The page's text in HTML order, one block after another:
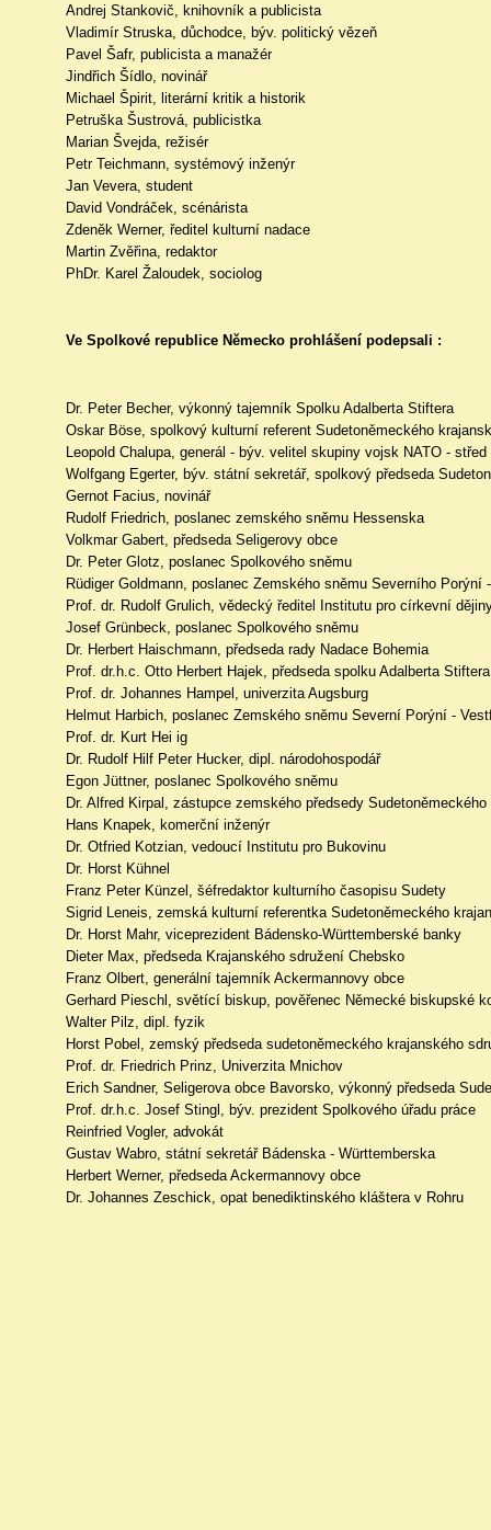
Andrej Stankovič, knihovník a publicista
Vladimír Struska, důchodce, býv. politický vězeň
Pavel Šafr, publicista a manažér
Jindřich Šídlo, novinář
Michael Špirit, literární kritik a historik
Petruška Šustrová, publicistka
Marian Švejda, režisér
Petr Teichmann, systémový inženýr
Jan Vevera, student
David Vondráček, scénárista
Zdeněk Werner, ředitel kulturní nadace
Martin Zvěřina, redaktor
PhDr. Karel Žaloudek, sociolog
Ve Spolkové republice Německo prohlášení podepsali :
Dr. Peter Becher, výkonný tajemník Spolku Adalberta Stiftera
Oskar Böse, spolkový kulturní referent Sudetoněmeckého
Leopold Chalupa, generál - býv. velitel skupiny vojsk NATO - střed
Wolfgang Egerter, býv. státní sekretář, spolkový předseda
Gernot Facius, novinář
Rudolf Friedrich, poslanec zemského sněmu Hessenska
Volkmar Gabert, předseda Seligerovy obce
Dr. Peter Glotz, poslanec Spolkového sněmu
Rüdiger Goldmann, poslanec Zemského sněmu Severního Porýní
Prof. dr. Rudolf Grulich, vědecký ředitel Institutu pro církevní
Josef Grünbeck, poslanec Spolkového sněmu
Dr. Herbert Haischmann, předseda rady Nadace Bohemia
Prof. dr.h.c. Otto Herbert Hajek, předseda spolku Adalberta Stiftera
Prof. dr. Johannes Hampel, univerzita Augsburg
Helmut Harbich, poslanec Zemského sněmu Severní Porýní -
Prof. dr. Kurt Hei ig
Dr. Rudolf Hilf Peter Hucker, dipl. národohospodář
Egon Jüttner, poslanec Spolkového sněmu
Dr. Alfred Kirpal, zástupce zemského předsedy
Hans Knapek, komerční inženýr
Dr. Otfried Kotzian, vedoucí Institutu pro Bukovinu
Dr. Horst Kühnel
Franz Peter Künzel, šéfredaktor kulturního časopisu Sudety
Sigrid Leneis, zemská kulturní referentka Sudetoněmeckého
Dr. Horst Mahr, viceprezident Bádensko-Württemberské banky
Dieter Max, předseda Krajanského sdružení Chebsko
Franz Olbert, generální tajemník Ackermannovy obce
Gerhard Pieschl, světící biskup, pověřenec Německé biskupské
Walter Pilz, dipl. fyzik
Horst Pobel, zemský předseda sudetoněmeckého krajanského
Prof. dr. Friedrich Prinz, Univerzita Mnichov
Erich Sandner, Seligerova obce Bavorsko, výkonný předseda
Prof. dr.h.c. Josef Stingl, býv. prezident Spolkového úřadu práce
Reinfried Vogler, advokát
Gustav Wabro, státní sekretář Bádenska - Württemberska
Herbert Werner, předseda Ackermannovy obce
Dr. Johannes Zeschick, opat benediktinského kláštera v Rohru